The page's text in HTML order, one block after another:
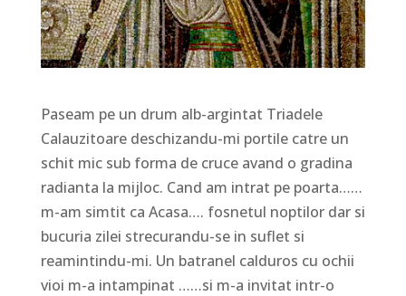
Paseam pe un drum alb-argintat Triadele
Calauzitoare deschizandu-mi portile catre un
schit mic sub forma de cruce avand o gradina
radianta la mijloc. Cand am intrat pe poarta……
m-am simtit ca Acasa…. fosnetul noptilor dar si
bucuria zilei strecurandu-se in suflet si
reamintindu-mi. Un batranel calduros cu ochii
vioi m-a intampinat ……si m-a invitat intr-o